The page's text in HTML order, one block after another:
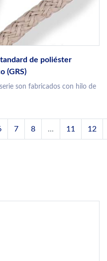
de poliéster
(GRS)
son fabricados con hilo de
7 8 ... 11 12